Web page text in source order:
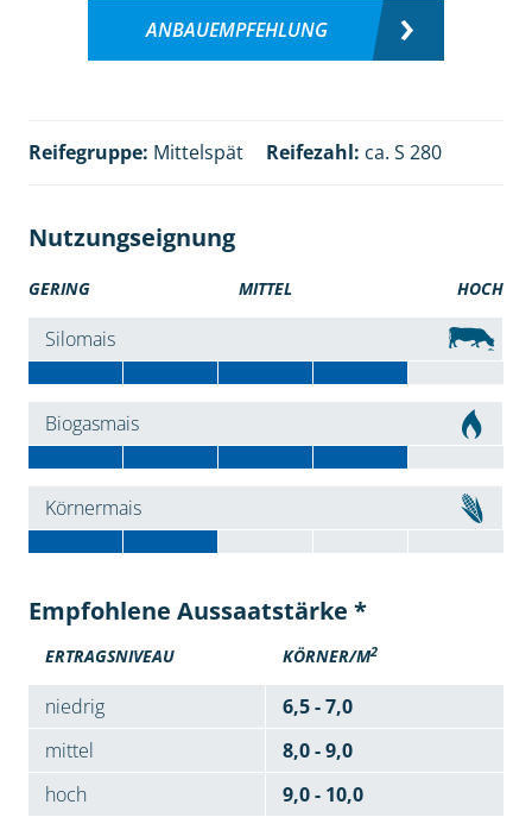
ANBAUEMPFEHLUNG
Reifegruppe: Mittelspät Reifezahl: ca. S 280
Nutzungseignung
GERING MITTEL HOCH
Silomais
Biogasmais
Körnermais
Empfohlene Aussaatstärke *
ERTRAGSNIVEAU KÖRNER/M2
niedrig
6,5 - 7,0
mittel
8,0 - 9,0
hoch
9,0 - 10,0